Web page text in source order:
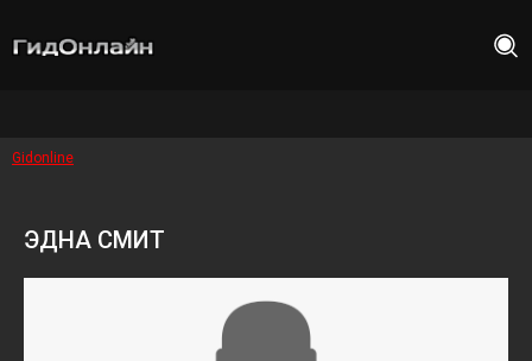
Gidonline
ЭДНА СМИТ